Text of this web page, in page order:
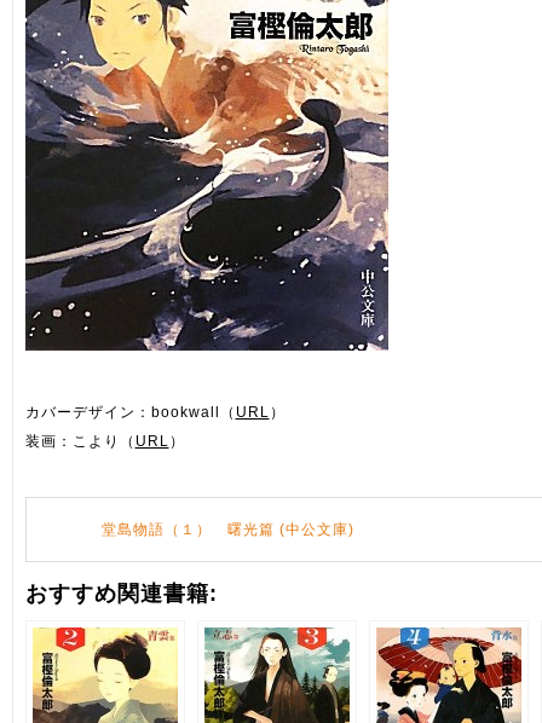
カバーデザイン：bookwall（ URL ）
装画：こより（ URL ）
堂島物語（１） 曙光篇 (中公文庫)
おすすめ関連書籍: